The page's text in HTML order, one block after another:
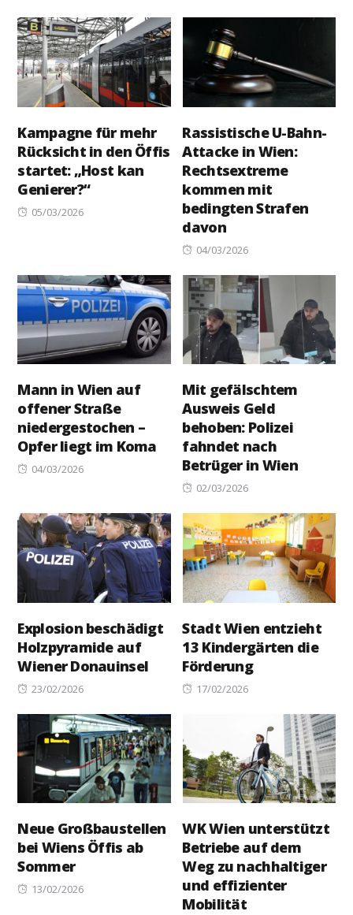
Kampagne für mehr
Rücksicht in den Öffis
startet: „Host kan
Genierer?“
Posted
05/03/2026
Rassistische U-Bahn-
Attacke in Wien:
Rechtsextreme
kommen mit
bedingten Strafen
davon
Posted
04/03/2026
Mann in Wien auf
offener Straße
niedergestochen –
Opfer liegt im Koma
Posted
04/03/2026
Mit gefälschtem
Ausweis Geld
behoben: Polizei
fahndet nach
Betrüger in Wien
Posted
02/03/2026
Explosion beschädigt
Holzpyramide auf
Wiener Donauinsel
Posted
23/02/2026
Stadt Wien entzieht
13 Kindergärten die
Förderung
Posted
17/02/2026
Neue Großbaustellen
bei Wiens Öffis ab
Sommer
Posted
13/02/2026
WK Wien unterstützt
Betriebe auf dem
Weg zu nachhaltiger
und effizienter
Mobilität